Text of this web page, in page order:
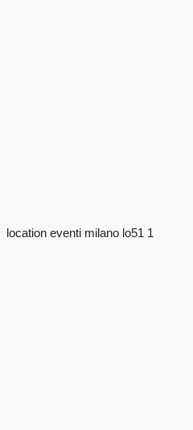
location eventi milano lo51 1